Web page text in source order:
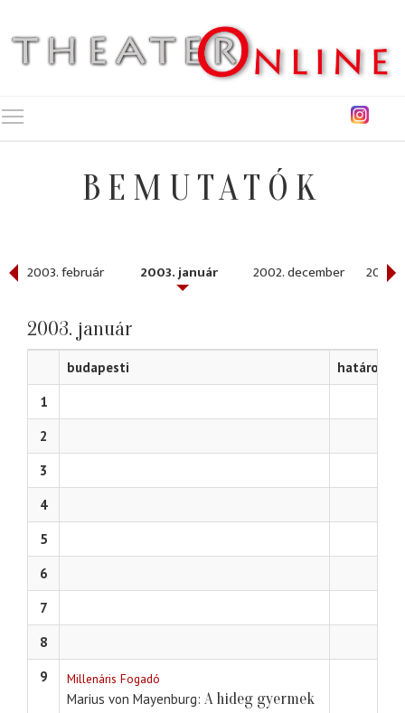
BEMUTATÓK
2003. február 2003. január 2002. december 2002.
2003. január
budapesti
határon
1
2
3
4
5
6
7
8
9
Millenáris Fogadó
Marius von Mayenburg A hideg gyermek